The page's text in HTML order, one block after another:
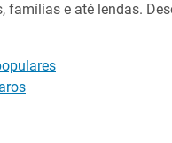
famílias e até lendas.